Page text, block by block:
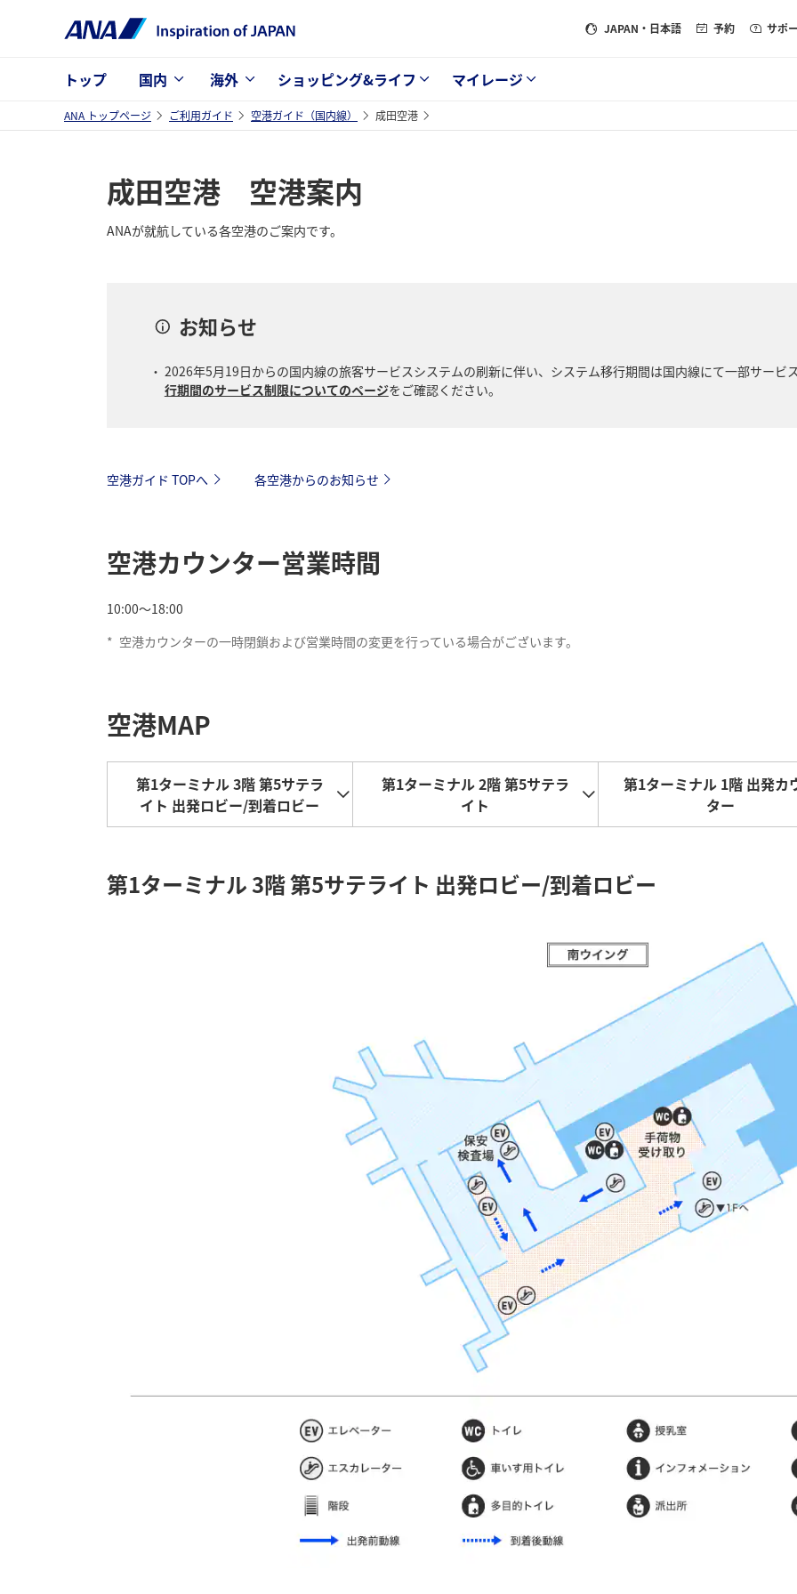
JAPAN ・日本語 予約 サポ
トップ 国内 海外 ショッピング&ライフ マイレージ
ANA トップページ ご利用ガイド 空港ガイド（国内線） 成田空港
成田空港 空港案内
ANAが就航している各空港のご案内です。
お知らせ
2026年5月19日からの国内線の旅客サービスシステムの刷新に伴い、システム移行期間は国内線にて一部サービ
行期間のサービス制限についてのページをご確認ください。
空港ガイド TOPへ 各空港からのお知らせ
空港カウンター営業時間
10:00～18:00
* 空港カウンターの一時閉鎖および営業時間の変更を行っている場合がございます。
空港MAP
第1ターミナル 3階 第5サテラ
イト 出発ロビー/到着ロビー
第1ターミナル 2階 第5サテラ
イト
第1ターミナル 1階 出発カ
ター
第1ターミナル 3階 第5サテライト 出発ロビー/到着ロビー